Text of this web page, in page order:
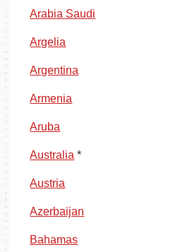
Arabia Saudi
Argelia
Argentina
Armenia
Aruba
Australia *
Austria
Azerbaijan
Bahamas